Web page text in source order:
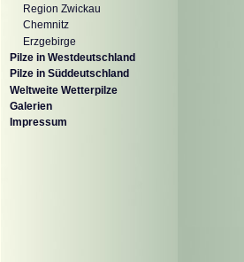
Region Zwickau
Chemnitz
Erzgebirge
Pilze in Westdeutschland
Pilze in Süddeutschland
Weltweite Wetterpilze
Galerien
Impressum